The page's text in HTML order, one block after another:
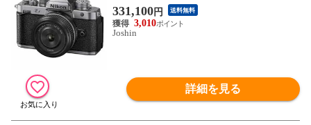
ーマット Nikon ZFLK40SESL 【返品種別
A】
331,100円 送料無料
3,010
Joshin
詳細を見る